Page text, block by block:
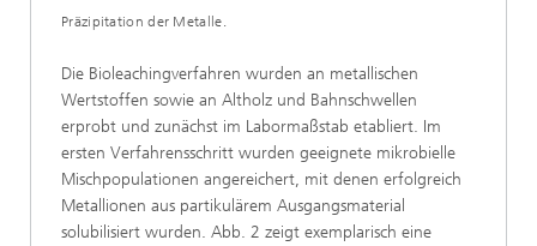
Präzipitation der Metalle.
Die Bioleachingverfahren wurden an metallischen
Wertstoffen sowie an Altholz und Bahnschwellen
erprobt und zunächst im Labormaßstab etabliert. Im
ersten Verfahrensschritt wurden geeignete mikrobielle
Mischpopulationen angereichert, mit denen erfolgreich
Metallionen aus partikulärem Ausgangsmaterial
solubilisiert wurden. Abb. 2 zeigt exemplarisch eine